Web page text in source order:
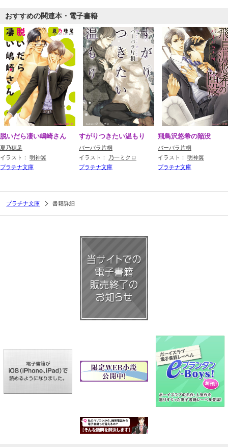
おすすめの関連本・電子書籍
脱いだら凄い嶋崎さん
夏乃穂足
イラスト： 明神翼
プラチナ文庫
すがりつきたい温もり
バーバラ片桐
イラスト： 乃一ミクロ
プラチナ文庫
飛鳥沢悠希の陥没
バーバラ片桐
イラスト： 明神翼
プラチナ文庫
プラチナ文庫 書籍詳細